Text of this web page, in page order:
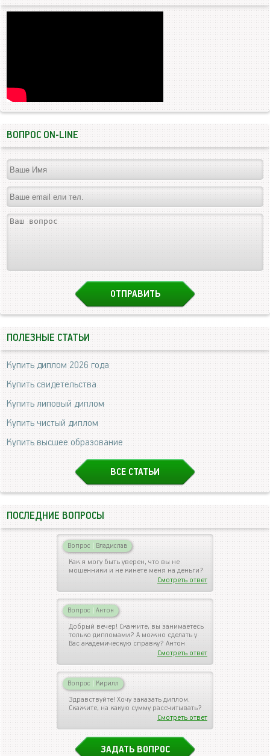
ВОПРОС ON-LINE
ПОЛЕЗНЫЕ СТАТЬИ
Купить диплом 2026 года
Купить свидетельства
Купить липовый диплом
Купить чистый диплом
Купить высшее образование
ВСЕ СТАТЬИ
ПОСЛЕДНИЕ ВОПРОСЫ
Вопрос | Владислав
Как я могу быть уверен, что вы не
мошенники и не кинете меня на деньги?
Смотреть ответ
Вопрос | Антон
Добрый вечер! Скажите, вы занимаетесь
только дипломами? А можно сделать у
Вас академическую справку? Антон
Смотреть ответ
Вопрос | Кирилл
Здравствуйте! Хочу заказать диплом.
Скажите, на какую сумму рассчитывать?
Смотреть ответ
ЗАДАТЬ ВОПРОС